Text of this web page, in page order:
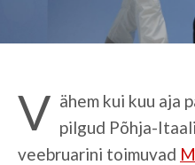
V ähem kui kuu aja
pilgud Põhja-
veebruarini toimuvad